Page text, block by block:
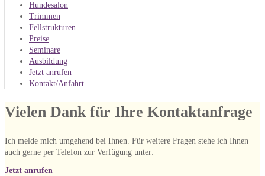
Inhalt
springen
Hundesalon
Trimmen
Fellstrukturen
Preise
Seminare
Ausbildung
Jetzt anrufen
Kontakt/Anfahrt
Vielen Dank für Ihre Kontaktanfrage
Ich melde mich umgehend bei Ihnen. Für weitere Fragen stehe ich Ihnen
auch gerne per Telefon zur Verfügung unter:
Jetzt anrufen